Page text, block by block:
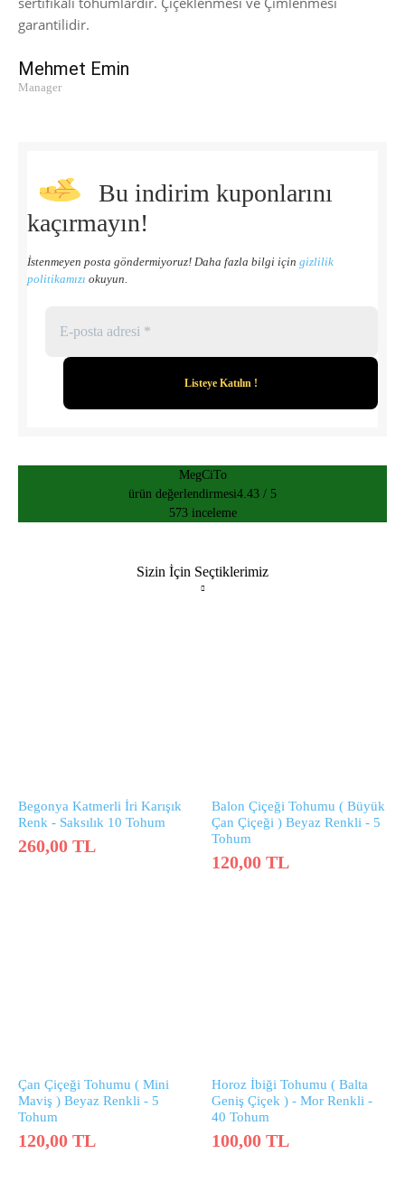
garantilidir.
Mehmet Emin
Manager
Bu indirim kuponlarını
kaçırmayın!
İstenmeyen posta göndermiyoruz! Daha fazla bilgi için gizlilik
politikamızı okuyun.
MegCiTo
ürün değerlendirmesi4.43 / 5
573 inceleme
Sizin İçin Seçtiklerimiz
Begonya Katmerli İri Karışık
Renk - Saksılık 10 Tohum
260,00 TL
Balon Çiçeği Tohumu ( Büyük
Çan Çiçeği ) Beyaz Renkli - 5
Tohum
120,00 TL
Çan Çiçeği Tohumu ( Mini
Maviş ) Beyaz Renkli - 5
Tohum
120,00 TL
Horoz İbiği Tohumu ( Balta
Geniş Çiçek ) - Mor Renkli -
40 Tohum
100,00 TL